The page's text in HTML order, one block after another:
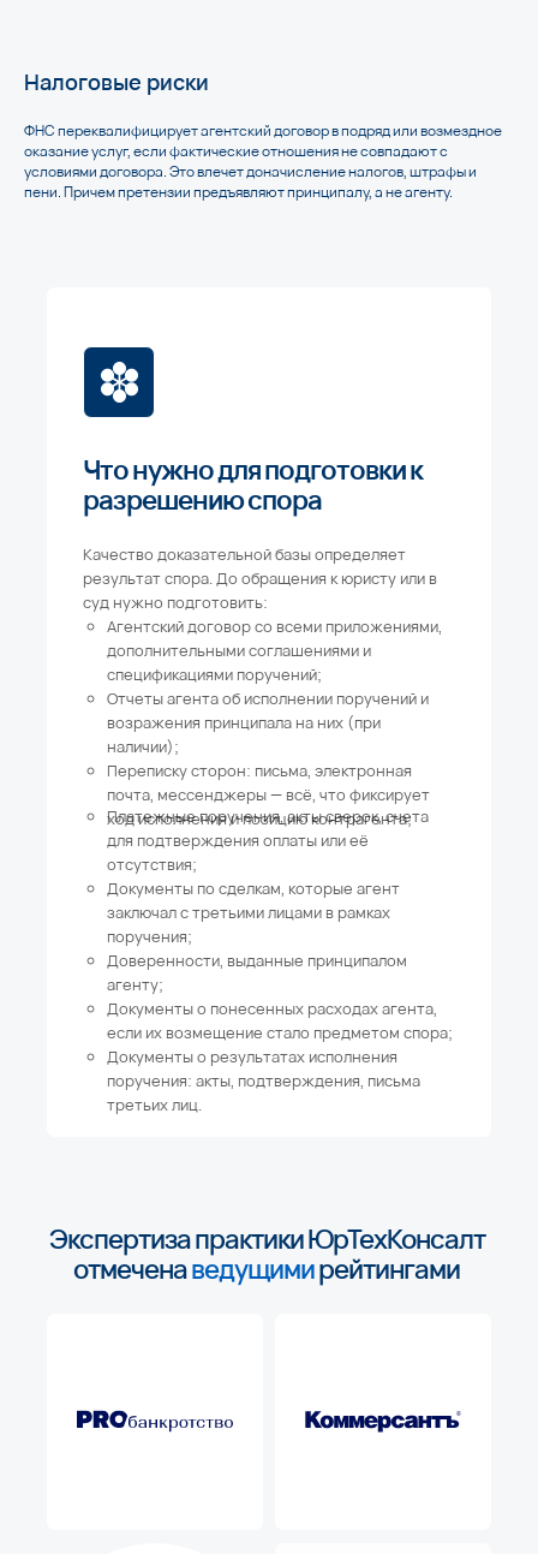
Налоговые риски
ФНС переквалифицирует агентский договор в подряд или возмездное
оказание услуг, если фактические отношения не совпадают с
условиями договора. Это влечет доначисление налогов, штрафы и
пени. Причем претензии предъявляют принципалу, а не агенту.
Качество доказательной базы определяет
результат спора. До обращения к юристу или в
суд нужно подготовить:
Агентский договор со всеми приложениями,
дополнительными соглашениями и
спецификациями поручений;
Отчеты агента об исполнении поручений и
возражения принципала на них (при
наличии);
Переписку сторон: письма, электронная
почта, мессенджеры — всё, что фиксирует
ход исполнения и позицию контрагента;
Что нужно для подготовки к
разрешению спора
Платежные поручения, акты сверок, счета
для подтверждения оплаты или её
отсутствия;
Документы по сделкам, которые агент
заключал с третьими лицами в рамках
поручения;
Доверенности, выданные принципалом
агенту;
Документы о понесенных расходах агента,
если их возмещение стало предметом спора;
Документы о результатах исполнения
поручения: акты, подтверждения, письма
третьих лиц.
Экспертиза практики ЮрТехКонсалт
отмеченаведущимирейтингами